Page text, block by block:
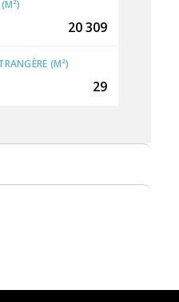
20 309
(M²)
29